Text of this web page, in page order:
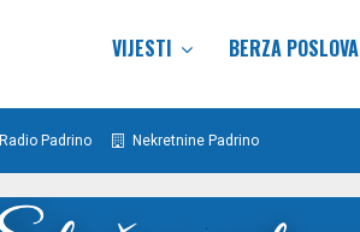
VIJESTI BERZA POSLOVA
Radio Padrino Nekretnine Padrino